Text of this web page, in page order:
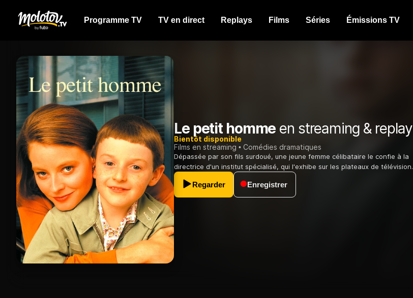
Programme TV TV en direct Replays Films Séries Émissions TV
Le petit homme en streaming & replay
Bientôt disponible
Films en streaming
Comédies dramatiques
Dépassée par son fils surdoué, une jeune femme célibataire le confie à la
directrice d'un institut spécialisé, qui l'exhibe sur les plateaux de télévision.
Regarder Enregistrer